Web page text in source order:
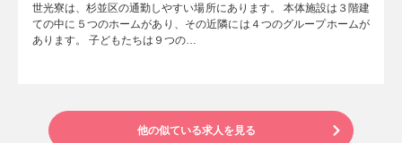
世光寮は、杉並区の通勤しやすい場所にあります。 本体施設は３階建
ての中に５つのホームがあり、その近隣には４つのグループホームが
あります。 子どもたちは９つの…
他の似ている求人を見る